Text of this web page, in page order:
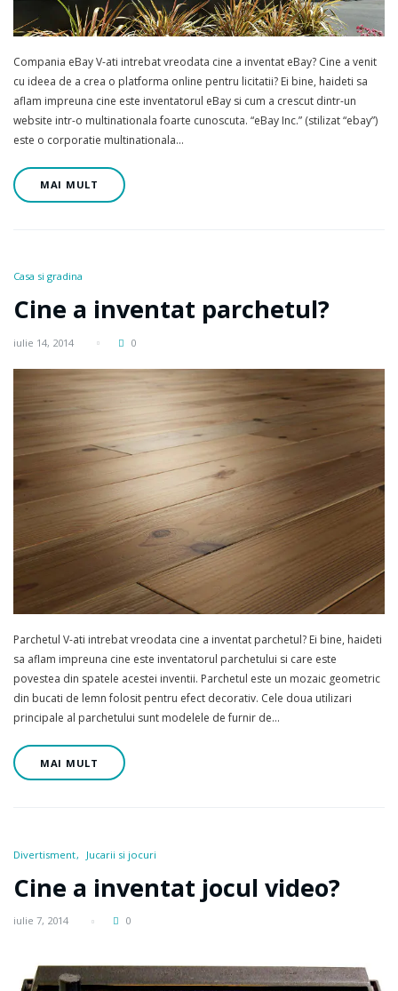
Compania eBay V-ati intrebat vreodata cine a inventat eBay? Cine a venit
cu ideea de a crea o platforma online pentru licitatii? Ei bine, haideti sa
aflam impreuna cine este inventatorul eBay si cum a crescut dintr-un
website intr-o multinationala foarte cunoscuta. “eBay Inc.” (stilizat “ebay”)
este o corporatie multinationala…
MAI MULT
Casa si gradina
Cine a inventat parchetul?
iulie 14, 2014 0
Parchetul V-ati intrebat vreodata cine a inventat parchetul? Ei bine, haideti
sa aflam impreuna cine este inventatorul parchetului si care este
povestea din spatele acestei inventii. Parchetul este un mozaic geometric
din bucati de lemn folosit pentru efect decorativ. Cele doua utilizari
principale al parchetului sunt modelele de furnir de…
MAI MULT
Divertisment Jucarii si jocuri
Cine a inventat jocul video?
iulie 7, 2014 0